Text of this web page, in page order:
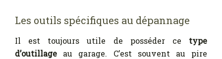
Les outils spécifiques au dépannage
Il est toujours utile de posséder ce type
d’outillage au garage. C’est souvent au pire